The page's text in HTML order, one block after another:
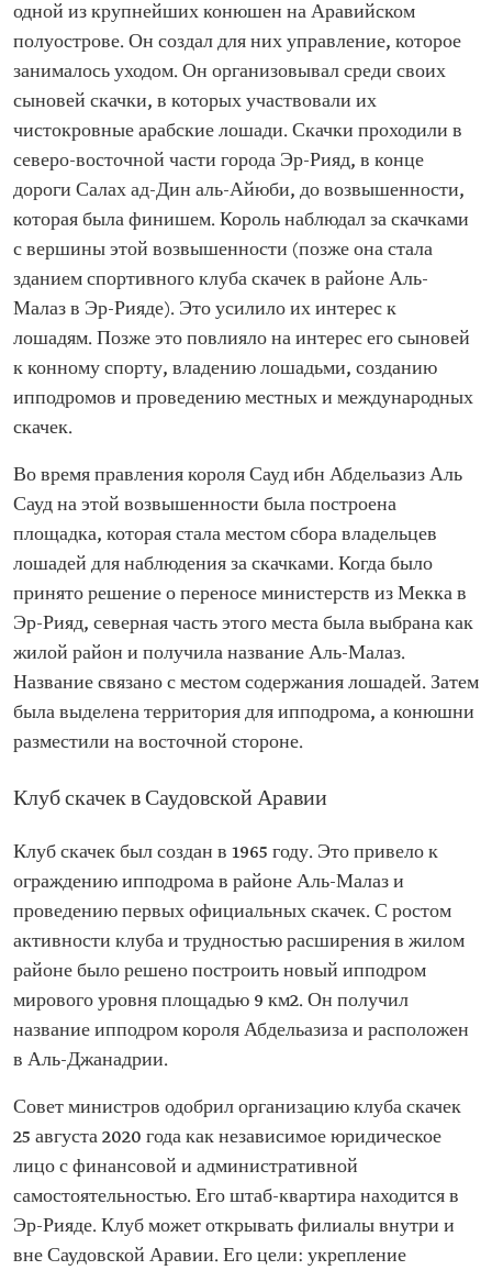
одной из крупнейших конюшен на Аравийском
полуострове. Он создал для них управление, которое
занималось уходом. Он организовывал среди своих
сыновей скачки, в которых участвовали их
чистокровные арабские лошади. Скачки проходили в
северо-восточной части города Эр-Рияд, в конце
дороги Салах ад-Дин аль-Айюби, до возвышенности,
которая была финишем. Король наблюдал за скачками
с вершины этой возвышенности (позже она стала
зданием спортивного клуба скачек в районе Аль-
Малаз в Эр-Рияде). Это усилило их интерес к
лошадям. Позже это повлияло на интерес его сыновей
к конному спорту, владению лошадьми, созданию
ипподромов и проведению местных и международных
скачек.
Во время правления короля Сауд ибн Абдельазиз Аль
Сауд на этой возвышенности была построена
площадка, которая стала местом сбора владельцев
лошадей для наблюдения за скачками. Когда было
принято решение о переносе министерств из Мекка в
Эр-Рияд, северная часть этого места была выбрана как
жилой район и получила название Аль-Малаз.
Название связано с местом содержания лошадей. Затем
была выделена территория для ипподрома, а конюшни
разместили на восточной стороне.
Клуб скачек в Саудовской Аравии
Клуб скачек был создан в 1965 году. Это привело к
ограждению ипподрома в районе Аль-Малаз и
проведению первых официальных скачек. С ростом
активности клуба и трудностью расширения в жилом
районе было решено построить новый ипподром
мирового уровня площадью 9 км2. Он получил
название ипподром короля Абдельазиза и расположен
в Аль-Джанадрии.
Совет министров одобрил организацию клуба скачек
25 августа 2020 года как независимое юридическое
лицо с финансовой и административной
самостоятельностью. Его штаб-квартира находится в
Эр-Рияде. Клуб может открывать филиалы внутри и
вне Саудовской Аравии. Его цели: укрепление